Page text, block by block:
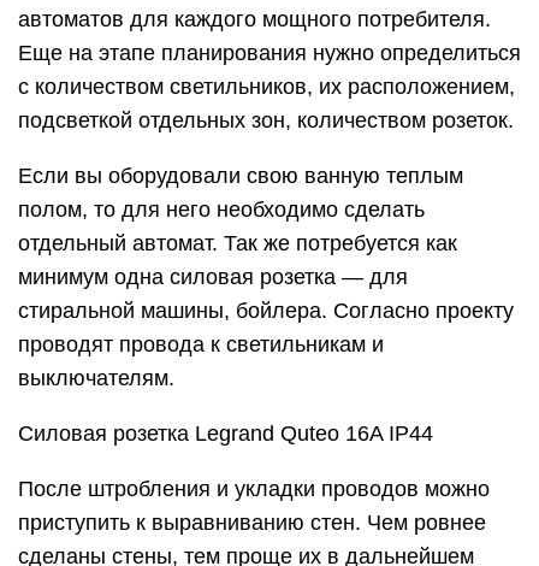
автоматов для каждого мощного потребителя.
Еще на этапе планирования нужно определиться
с количеством светильников, их расположением,
подсветкой отдельных зон, количеством розеток.
Если вы оборудовали свою ванную теплым
полом, то для него необходимо сделать
отдельный автомат. Так же потребуется как
минимум одна силовая розетка — для
стиральной машины, бойлера. Согласно проекту
проводят провода к светильникам и
выключателям.
Силовая розетка Legrand Quteo 16A IP44
После штробления и укладки проводов можно
приступить к выравниванию стен. Чем ровнее
сделаны стены, тем проще их в дальнейшем